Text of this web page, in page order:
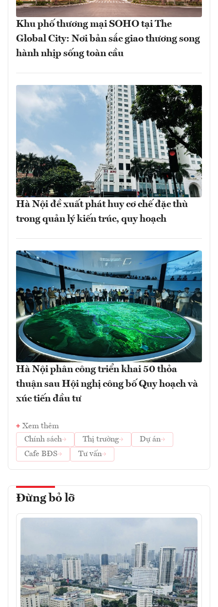
Khu phố thương mại SOHO tại The
Global City: Nơi bản sắc giao thương song
hành nhịp sống toàn cầu
Hà Nội đề xuất phát huy cơ chế đặc thù
trong quản lý kiến trúc, quy hoạch
Hà Nội phân công triển khai 50 thỏa
thuận sau Hội nghị công bố Quy hoạch và
xúc tiến đầu tư
Xem thêm
Chính sách
Thị trường
Dự án
Cafe BĐS
Tư vấn
Đừng bỏ lỡ